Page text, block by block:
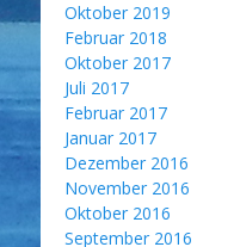
Oktober 2019
Februar 2018
Oktober 2017
Juli 2017
Februar 2017
Januar 2017
Dezember 2016
November 2016
Oktober 2016
September 2016